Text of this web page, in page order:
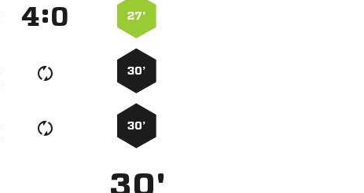
: 27’
30’
30’
30'